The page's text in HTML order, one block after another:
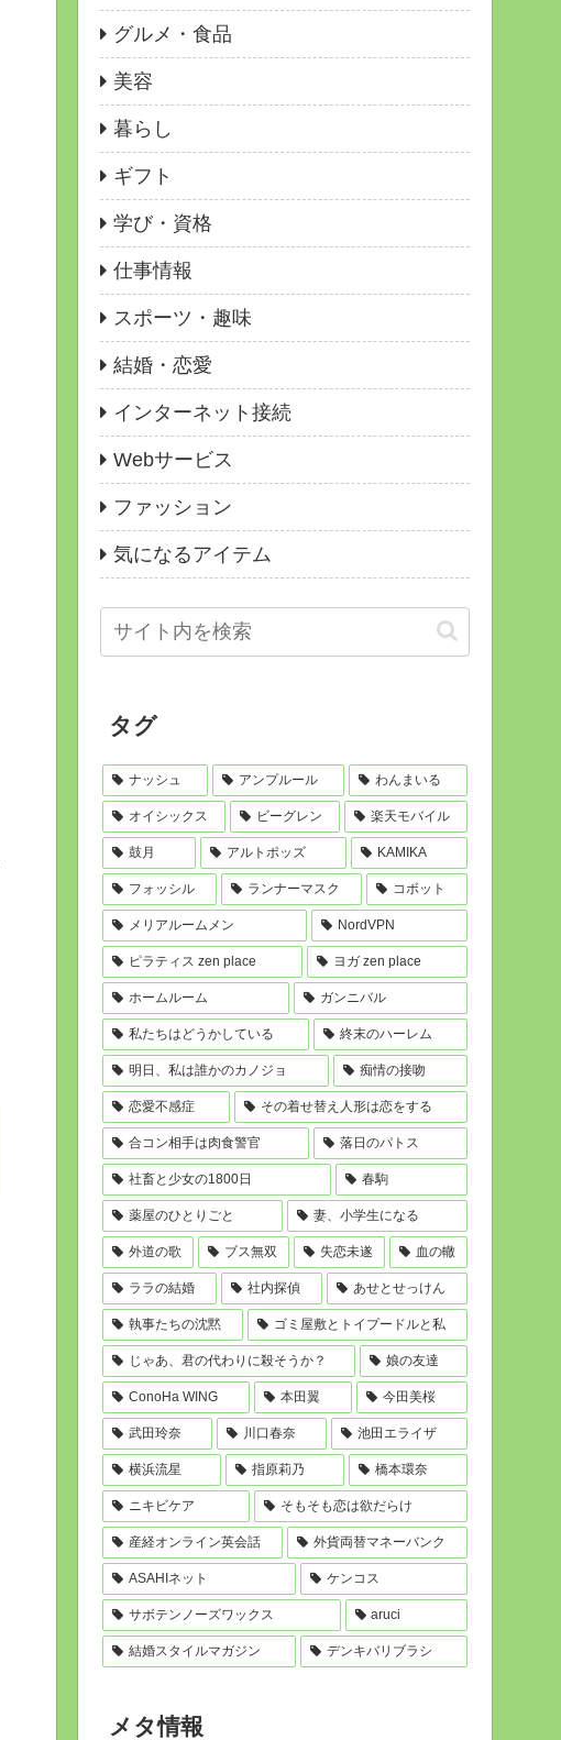
グルメ・食品
美容
暮らし
ギフト
学び・資格
仕事情報
スポーツ・趣味
結婚・恋愛
インターネット接続
Webサービス
ファッション
気になるアイテム
タグ
ナッシュ アンプルール わんまいる
オイシックス ビーグレン 楽天モバイル
鼓月 アルトポッズ KAMIKA
フォッシル ランナーマスク コボット
メリアルームメン NordVPN
ピラティス zen place ヨガ zen place
ホームルーム ガンニバル
私たちはどうかしている 終末のハーレム
明日、私は誰かのカノジョ 痴情の接吻
恋愛不感症 その着せ替え人形は恋をする
合コン相手は肉食警官 落日のパトス
社畜と少女の1800日 春駒
薬屋のひとりごと 妻、小学生になる
外道の歌 ブス無双 失恋未遂 血の轍
ララの結婚 社内探偵 あせとせっけん
執事たちの沈黙 ゴミ屋敷とトイプードルと私
じゃあ、君の代わりに殺そうか？ 娘の友達
ConoHa WING 本田翼 今田美桜
武田玲奈 川口春奈 池田エライザ
横浜流星 指原莉乃 橋本環奈
ニキビケア そもそも恋は欲だらけ
産経オンライン英会話 外貨両替マネーバンク
ASAHIネット ケンコス
サボテンノーズワックス aruci
結婚スタイルマガジン デンキバリブラシ
メタ情報